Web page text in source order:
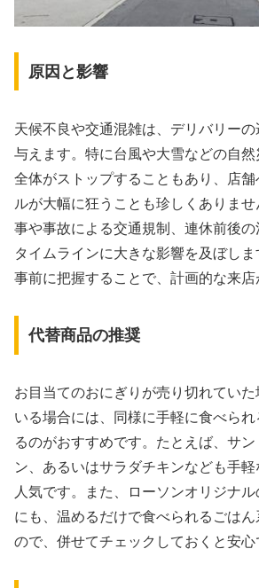
原因と影響
天候不良や交通混雑は、デリバリー
与えます。特に台風や大雪などの自
全体がストップすることもあり、店
ルが大幅に狂うことも珍しくありま
事や事故による交通規制、連休前後
タイムラインに大きな影響を及ぼし
事前に把握することで、計画的な来店
代替商品の推奨
お目当てのおにぎりが売り切れてい
いる場合には、同様に手軽に食べら
るのがおすすめです。たとえば、サ
ン、あるいはサラダチキンなども手
人気です。また、ローソンオリジナ
にも、温めるだけで食べられるごは
ので、併せてチェックしておくと安心